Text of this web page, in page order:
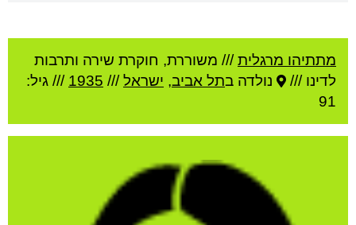
מתתיהו מרגלית/// משוררת, חוקרת שירה ותרבות
לדינו ///
נולדה בתל אביב, ישראל///
1935 /// גיל:
91